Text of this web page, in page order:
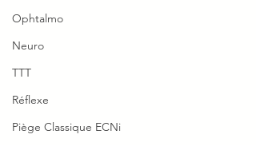
Ophtalmo
Neuro
TTT
Réflexe
Piège Classique ECNi